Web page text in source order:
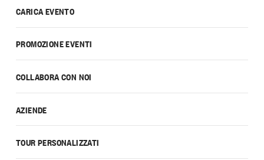
CARICA EVENTO
PROMOZIONE EVENTI
COLLABORA CON NOI
AZIENDE
TOUR PERSONALIZZATI